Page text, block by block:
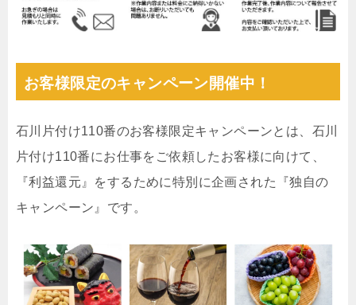
お客様限定のキャンペーン開催中！
石川片付け110番のお客様限定キャンペーンとは、石川
片付け110番にお仕事をご依頼したお客様に向けて、
『利益還元』をするために特別に企画された『独自の
キャンペーン』です。